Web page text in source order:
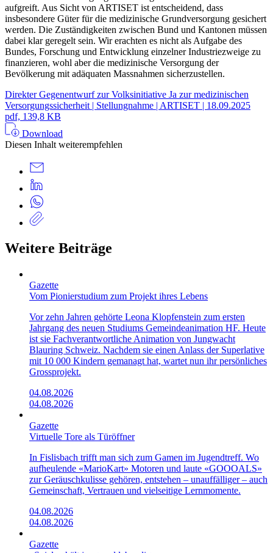
aufgreift. Aus Sicht von ARTISET ist entscheidend, dass
insbesondere Güter für die medizinische Grundversorgung gesichert
werden. Die Zuständigkeiten zwischen Bund und Kantonen müssen
dabei klar geregelt sein. Wir erachten es nicht als Aufgabe des
Bundes, Forschung und Entwicklung einzelner Industriezweige zu
finanzieren, wohl aber die medizinische Versorgung der
Bevölkerung mit adäquaten Massnahmen sicherzustellen.
Direkter Gegenentwurf zur Volksinitiative Ja zur medizinischen
Versorgungssicherheit | Stellungnahme | ARTISET | 18.09.2025
pdf, 139,8 KB
Download
Diesen Inhalt weiterempfehlen
Weitere Beiträge
Gazette
Vom Pionierstudium zum Projekt ihres Lebens
Vor zehn Jahren gehörte Leona Klopfenstein zum ersten
Jahrgang des neuen Studiums Gemeindeanimation HF. Heute
ist sie Fachverantwortliche Animation von Jungwacht
Blauring Schweiz. Nachdem sie einen Anlass der Superlative
mit 10 000 Kindern gemanagt hat, wartet nun ihr persönliches
Grossprojekt.
04.08.2026
04.08.2026
Gazette
Virtuelle Tore als Türöffner
In Fislisbach trifft man sich zum Gamen im Jugendtreff. Wo
aufheulende «Mario­Kart»­ Motoren und laute «GOOOALS»
zur Geräuschkulisse gehören, entstehen – unauffälliger – auch
Gemeinschaft, Vertrauen und vielseitige Lernmomente.
04.08.2026
04.08.2026
Gazette